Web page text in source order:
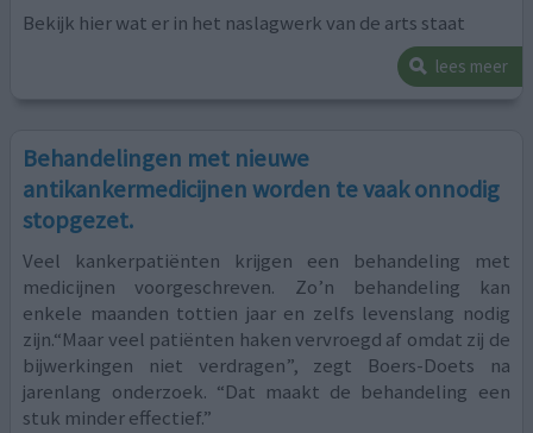
Bekijk hier wat er in het naslagwerk van de arts staat
lees meer
Behandelingen met nieuwe
antikankermedicijnen worden te vaak onnodig
stopgezet.
Veel kankerpatiënten krijgen een behandeling met
medicijnen voorgeschreven. Zo’n behandeling kan
enkele maanden tottien jaar en zelfs levenslang nodig
zijn.“Maar veel patiënten haken vervroegd af omdat zij de
bijwerkingen niet verdragen”, zegt Boers-Doets na
jarenlang onderzoek. “Dat maakt de behandeling een
stuk minder effectief.”